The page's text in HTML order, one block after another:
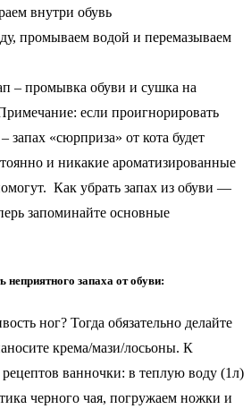
внутри обувь
промываем водой и перемазываем
– промывка обуви и сушка на
если проигнорировать
запах «сюрприза» от кота будет
и никакие ароматизированные
Как убрать запах из обуви —
запоминайте основные
неприятного запаха от обуви:
ног? Тогда обязательно делайте
крема/мази/лосьоны. К
ванночки: в теплую воду (1л)
черного чая, погружаем ножки и